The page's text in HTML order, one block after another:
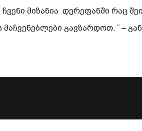
მიზანია დერეფანში რაც
გავზარდოთ. ” –